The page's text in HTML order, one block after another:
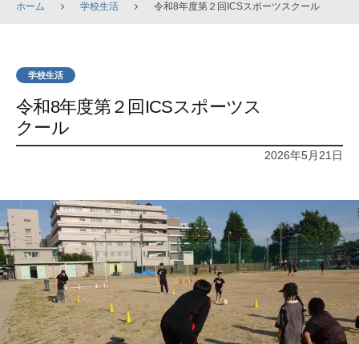
ホーム 学校生活 令和8年度第２回ICSスポーツスクール
学校生活
令和8年度第２回ICSスポーツス
クール
2026年5月21日